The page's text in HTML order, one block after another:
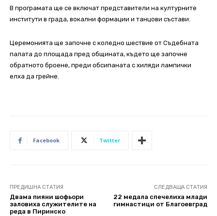
В програмата ще се включат представители на културните
институти в града, вокални формации и танцови състави.
Церемонията ще започне с коледно шествие от Съдебната
палата до площада пред общината, където ще започне
обратното броене, преди обсипаната с хиляди лампички
елха да грейне.
Facebook Twitter
ПРЕДИШНА СТАТИЯ
Двама пияни шофьори
заловиха служителите на
реда в Пиринско
СЛЕДВАЩА СТАТИЯ
22 медала спечелиха млади
гимнастици от Благоевград